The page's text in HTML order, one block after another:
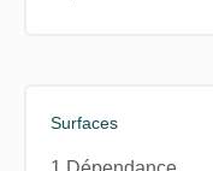
Surfaces